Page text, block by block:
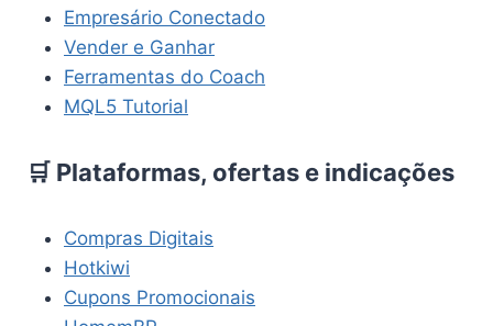
Empresário Conectado
Vender e Ganhar
Ferramentas do Coach
MQL5 Tutorial
🛒 Plataformas, ofertas e indicações
Compras Digitais
Hotkiwi
Cupons Promocionais